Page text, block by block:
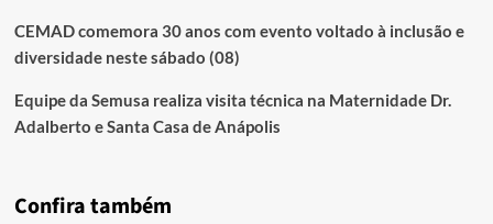
CEMAD comemora 30 anos com evento voltado à inclusão e
diversidade neste sábado (08)
Equipe da Semusa realiza visita técnica na Maternidade Dr.
Adalberto e Santa Casa de Anápolis
Confira também